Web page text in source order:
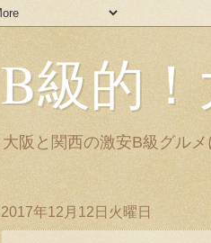
B級的
大阪と関西の激安B級グル
2017年12月12日火曜日